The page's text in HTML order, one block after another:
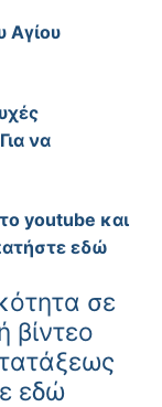
Αγίου
να
youtube και
εδώ
σε
βίντεο
εδώ